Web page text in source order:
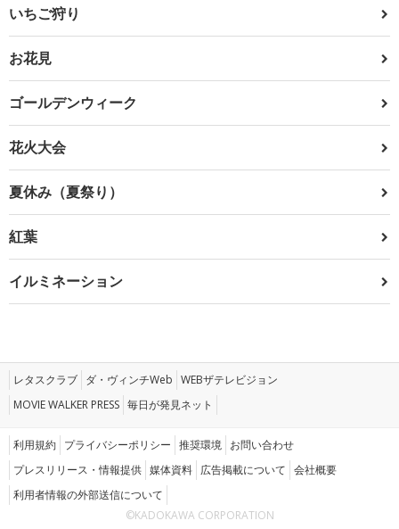
いちご狩り
お花見
ゴールデンウィーク
花火大会
夏休み（夏祭り）
紅葉
イルミネーション
レタスクラブ ダ・ヴィンチWeb WEBザテレビジョン
MOVIE WALKER PRESS 毎日が発見ネット
利用規約 プライバシーポリシー 推奨環境 お問い合わせ
プレスリリース・情報提供 媒体資料 広告掲載について 会社概要
利用者情報の外部送信について
©KADOKAWA CORPORATION